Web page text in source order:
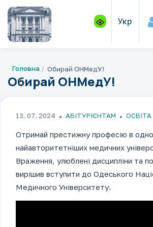
Укр
Головна Обирай ОНМедУ!
Обирай ОНМедУ!
13. 07. 2024 АБІТУРІЄНТАМ ОСВІТА
Отримай престижну професію в
найавторитетніших медичних
Враження, улюблені дисципліни та
вирішив вступити до Одеського
Медичного Університету.